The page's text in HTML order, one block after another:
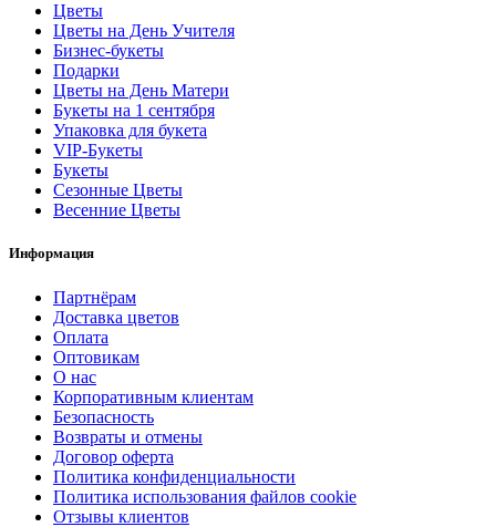
Цветы
Цветы на День Учителя
Бизнес-букеты
Подарки
Цветы на День Матери
Букеты на 1 сентября
Упаковка для букета
VIP-Букеты
Букеты
Сезонные Цветы
Весенние Цветы
Информация
Партнёрам
Доставка цветов
Оплата
Оптовикам
О нас
Корпоративным клиентам
Безопасность
Возвраты и отмены
Договор оферта
Политика конфиденциальности
Политика использования файлов cookie
Отзывы клиентов